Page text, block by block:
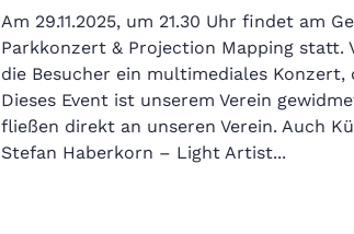
Am 29.11.2025, um 21.30 Uhr findet am
Parkkonzert & Projection Mapping
die Besucher ein multimediales
Dieses Event ist unserem Verein
fließen direkt an unseren Verein. Auch
Stefan Haberkorn – Light Artist...